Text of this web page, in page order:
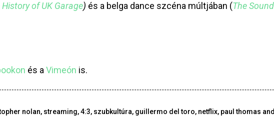
of UK Garage) és a belga dance szcéna múltjában (The
és a Vimeón is.
nolan, streaming,4:3, szubkultúra, guillermo del toro, netflix, paul thomas